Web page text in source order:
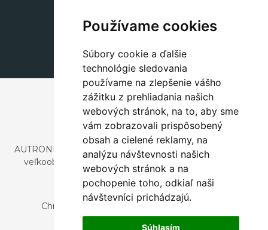
Používame cookies
Súbory cookie a ďalšie
technológie sledovania
používame na zlepšenie vášho
zážitku z prehliadania našich
webových stránok, na to, aby sme
vám zobrazovali prispôsobený
obsah a cielené reklamy, na
analýzu návštevnosti našich
webových stránok a na
pochopenie toho, odkiaľ naši
návštevníci prichádzajú.
Súhlasím
+420 311 604 182
dekorace@autronic.cz
AUTRONIC, s.r.o. je spoločnosť zaoberajúca sa dovozom a
veľkoobchodným predajom dizajnového aj štýlového
nábytku a dekorácií.
Česká republika
Chrustenice 270, 267 12 Loděnice u Berouna
Slovensko